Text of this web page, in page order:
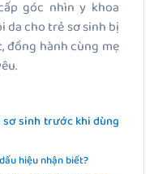
góc nhìn y khoa
da cho trẻ sơ sinh bị
đồng hành cùng mẹ
sơ sinh trước khi dùng
hiệu nhận biết?